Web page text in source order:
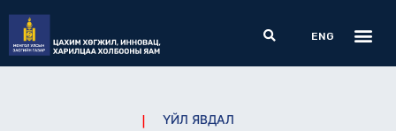
content
Search
ENG
ҮЙЛ ЯВДАЛ